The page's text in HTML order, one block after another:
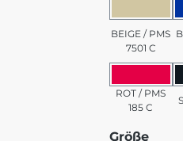
BEIGE
BEIGE / PMS
7501 C
ROT /
ROT / PMS
185 C
Größe